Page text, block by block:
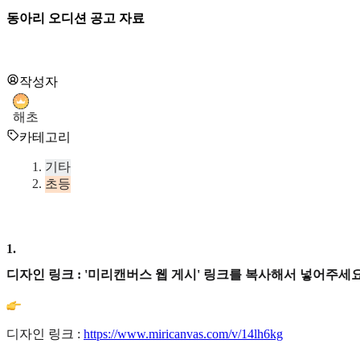
동아리 오디션 공고 자료
작성자
해초
카테고리
기타
초등
1.
디자인 링크 : '미리캔버스 웹 게시' 링크를 복사해서 넣어주세
디자인 링크 : https://www.miricanvas.com/v/14lh6kg